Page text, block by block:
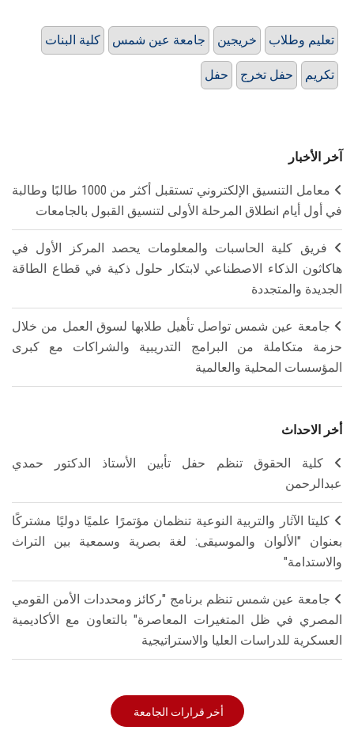
كلية البنات جامعة عين شمس خريجين تعليم وطلاب
حفل حفل تخرج تكريم
آخر الأخبار
معامل التنسيق الإلكتروني تستقبل أكثر من 1000 طالبًا وطالبة
في أول أيام انطلاق المرحلة الأولى لتنسيق القبول بالجامعات
فريق كلية الحاسبات والمعلومات يحصد المركز الأول في
هاكاثون الذكاء الاصطناعي لابتكار حلول ذكية في قطاع الطاقة
الجديدة والمتجددة
جامعة عين شمس تواصل تأهيل طلابها لسوق العمل من خلال
حزمة متكاملة من البرامج التدريبية والشراكات مع كبرى
المؤسسات المحلية والعالمية
أخر الاحداث
كلية الحقوق تنظم حفل تأبين الأستاذ الدكتور حمدي
عبدالرحمن
كليتا الآثار والتربية النوعية تنظمان مؤتمرًا علميًا دوليًا مشتركًا
بعنوان "الألوان والموسيقى: لغة بصرية وسمعية بين التراث
والاستدامة"
جامعة عين شمس تنظم برنامج "ركائز ومحددات الأمن القومي
المصري في ظل المتغيرات المعاصرة" بالتعاون مع الأكاديمية
العسكرية للدراسات العليا والاستراتيجية
أخر قرارات الجامعة